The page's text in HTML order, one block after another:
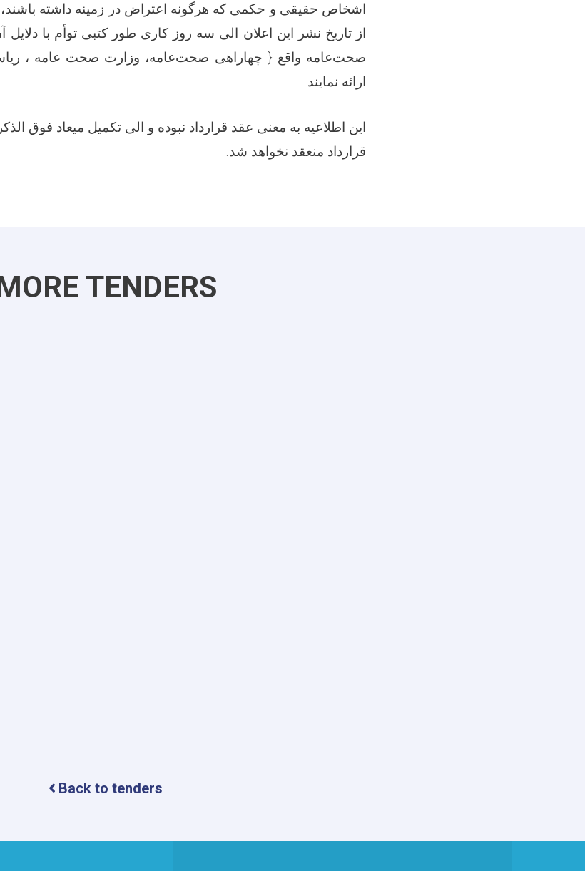
اشخاص حقیقی و حکمی که هرگونه اعتراض در زمینه داشته
از تاریخ نشر این اعلان الی سه روز کاری طور کتبی توأم با
صحت‌عامه واقع { چهاراهی صحت‌عامه، وزارت صحت عامه ،
ارائه نمایند.
این اطلاعیه به معنی عقد قرارداد نبوده و الی تکمیل میعاد فوق
قرارداد منعقد نخواهد شد.
TENDERS
Back to tenders